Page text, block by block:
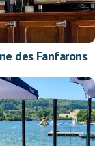
des Fanfarons